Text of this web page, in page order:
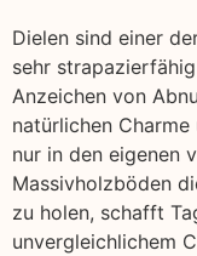
Dielen sind einer
sehr
Anzeichen von
natürlichen
nur in den eigenen
Massivholzböden
zu holen, schafft
unvergleichlichem